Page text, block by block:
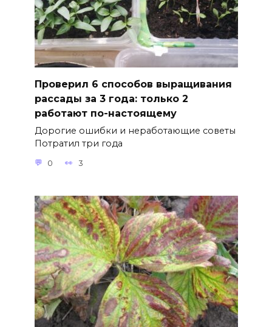
Проверил 6 способов выращивания
рассады за 3 года: только 2
работают по-настоящему
Дорогие ошибки и неработающие советы
Потратил три года
0 3